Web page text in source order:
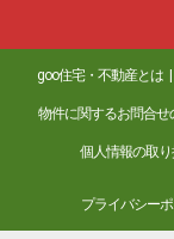
goo住宅・不動産とは
物件に関するお問合せ
個人情報の取
プライバシー